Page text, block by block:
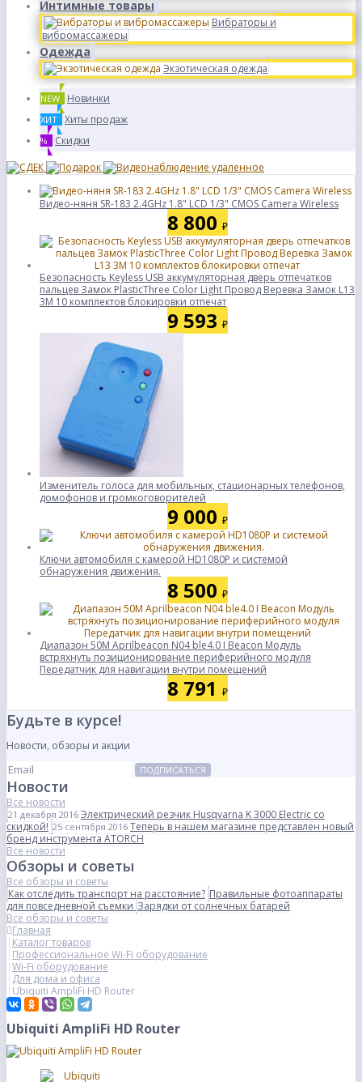
Интимные товары
Вибраторы и
вибромассажеры
Одежда
Экзотическая одежда
NEW Новинки
ХИТ Хиты продаж
% Скидки
Видео-няня SR-183 2.4GHz 1.8" LCD 1/3" CMOS Camera Wireless
8 800 ₽
Безопасность Keyless USB аккумуляторная дверь отпечатков
пальцев Замок PlasticThree Color Light Провод Веревка Замок L13
3M 10 комплектов блокировки отпечат
9 593 ₽
Изменитель голоса для мобильных, стационарных телефонов,
домофонов и громкоговорителей
9 000 ₽
Ключи автомобиля с камерой HD1080P и системой
обнаружения движения.
8 500 ₽
Диапазон 50M Aprilbeacon N04 ble4.0 I Beacon Модуль
встряхнуть позиционирование периферийного модуля
Передатчик для навигации внутри помещений
8 791 ₽
Будьте в курсе!
Новости, обзоры и акции
ПОДПИСАТЬСЯ
Новости
Все новости
21 декабря 2016 Электрический резчик Husqvarna K 3000 Electric со
скидкой! 25 сентября 2016 Теперь в нашем магазине представлен новый
бренд инструмента ATORCH
Все новости
Обзоры и советы
Все обзоры и советы
Как отследить транспорт на расстояние? Правильные фотоаппараты
для повседневной съемкиЗарядки от солнечных батарей
Все обзоры и советы
Главная
Каталог товаров
Профессиональное Wi-Fi оборудование
Wi-Fi оборудование
Для дома и офиса
Ubiquiti AmpliFi HD Router
Ubiquiti AmpliFi HD Router